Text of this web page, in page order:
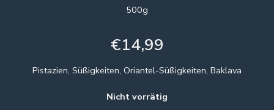
500g
€14,99
Pistazien, Süßigkeiten, Oriantel-Süßigkeiten, Baklava
Nicht vorrätig